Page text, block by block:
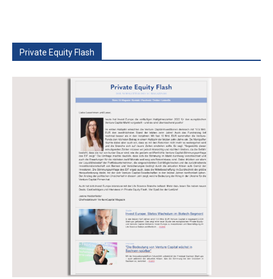
Private Equity Flash